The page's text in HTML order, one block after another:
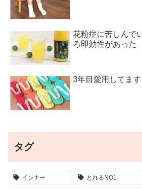
花粉症に苦しんで
ろ即効性があった
3年目愛用してます
タグ
インナー とれるNO1